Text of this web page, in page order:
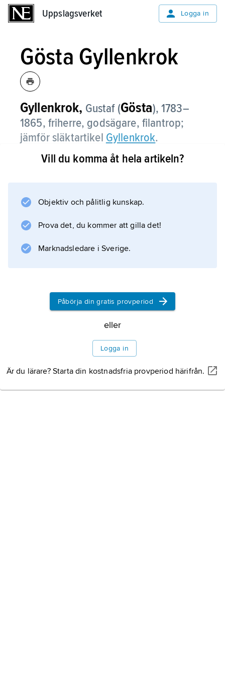
Uppslagsverket Logga in
Gösta Gyllenkrok
Gyllenkrok, Gustaf (Gösta),1783–
1865, friherre, godsägare, filantrop;
jämför släktartikel Gyllenkrok.
På sitt gods Björnstorp nära Lund byggde
universitet.
Litteraturanvisning
Vill du komma åt hela artikeln?
Objektiv och pålitlig kunskap.
Prova det, du kommer att gilla det!
Marknadsledare i Sverige.
Påbörja din gratis provperiod
eller
Logga in
Är du lärare? Starta din kostnadsfria provperiod härifrån.